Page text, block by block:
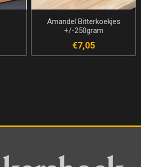
Amandel Bitterkoekjes
+/-250gram
€7,05